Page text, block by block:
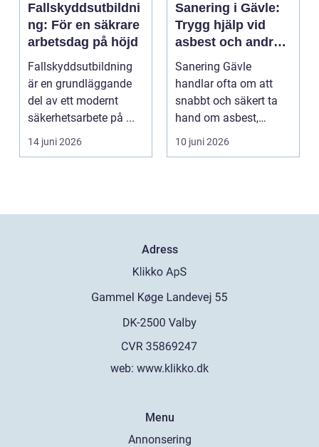
Fallskyddsutbildni
ng: För en säkrare
arbetsdag på höjd
Fallskyddsutbildning
är en grundläggande
del av ett modernt
säkerhetsarbete på ...
14 juni 2026
Sanering i Gävle:
Trygg hjälp vid
asbest och andra
skador
Sanering Gävle
handlar ofta om att
snabbt och säkert ta
hand om asbest,
mögel, brand-...
10 juni 2026
Adress
web: www.klikko.dk
Menu
Annonsering